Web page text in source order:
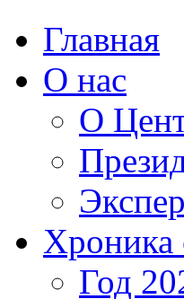
Главная
О нас
О
Хроника
Год